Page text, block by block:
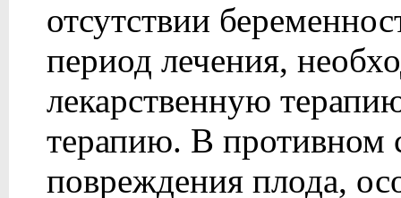
отсутствии
период лечения,
лекарственную
терапию. В противном
повреждения плода,